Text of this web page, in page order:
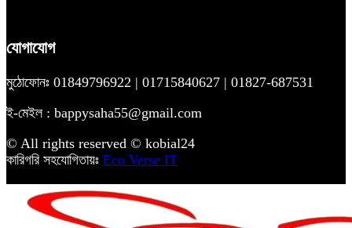
যোগাযোগ
মুঠোফোনঃ 01849796922 | 01715840627 | 01827-687531
ই-মেইল : bappysaha55@gmail.com
© All rights reserved © kobial24
কারিগরি সহযোগিতায়ঃ Eco Verse IT